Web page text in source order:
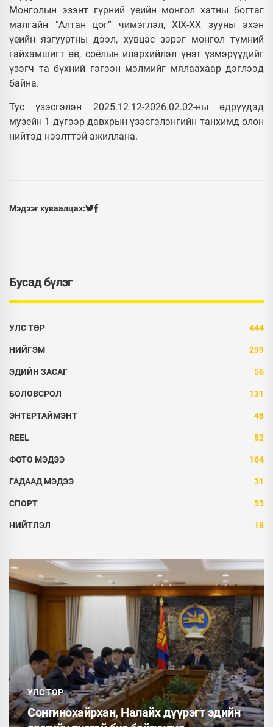
Монголын эзэнт гүрний үеийн монгол хатны богтаг
малгайн “Алтан цог” чимэглэл, XIX-XX зууны эхэн
үеийн язгууртны дээл, хувцас зэрэг монгол түмний
гайхамшигт өв, соёлын илэрхийлэл үнэт үзмэрүүдийг
үзэгч та бүхний гэгээн мэлмийг мялаахаар дэглээд
байна.
Тус үзэсгэлэн 2025.12.12-2026.02.02-ны өдрүүдэд
музейн 1 дүгээр давхрын үзэсгэлэнгийн танхимд олон
нийтэд нээлттэй ажиллана.
Мэдээг хуваалцах:
Бусад бүлэг
УЛС ТӨР 444
НИЙГЭМ 299
ЭДИЙН ЗАСАГ 56
БОЛОВСРОЛ 131
ЭНТЕРТАЙМЭНТ 46
REEL 52
ФОТО МЭДЭЭ 164
ГАДААД МЭДЭЭ 31
СПОРТ 55
НИЙТЛЭЛ 18
УЛС ТӨР
Сонгинохайрхан, Налайх дүүрэгт эдийн